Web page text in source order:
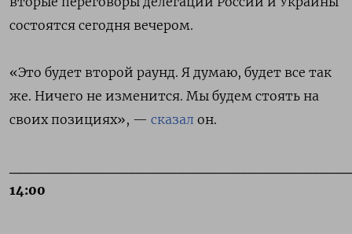
состоятся сегодня вечером.
«Это будет второй раунд. Я думаю, будет все так
же. Ничего не изменится. Мы будем стоять на
своих позициях», — сказал он.
14:00